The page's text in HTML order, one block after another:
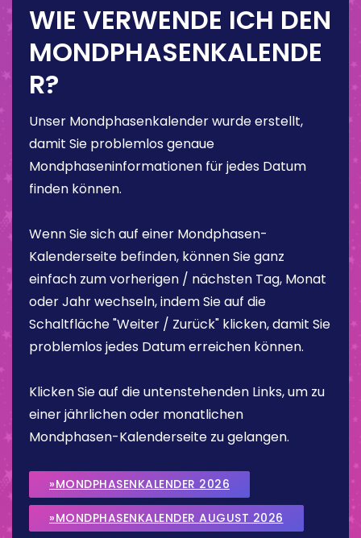
WIE VERWENDE ICH DEN
MONDPHASENKALENDE
R?
Unser Mondphasenkalender wurde erstellt,
damit Sie problemlos genaue
Mondphaseninformationen für jedes Datum
finden können.
Wenn Sie sich auf einer Mondphasen-
Kalenderseite befinden, können Sie ganz
einfach zum vorherigen / nächsten Tag, Monat
oder Jahr wechseln, indem Sie auf die
Schaltfläche "Weiter / Zurück" klicken, damit Sie
problemlos jedes Datum erreichen können.
Klicken Sie auf die untenstehenden Links, um zu
einer jährlichen oder monatlichen
Mondphasen-Kalenderseite zu gelangen.
»MONDPHASENKALENDER 2026
»MONDPHASENKALENDER AUGUST 2026